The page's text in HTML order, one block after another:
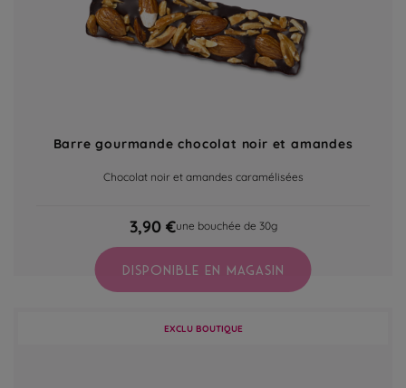
Barre gourmande chocolat noir et amandes
Chocolat noir et amandes caramélisées
3,90 €une bouchée de 30g
DISPONIBLE EN MAGASIN
EXCLU BOUTIQUE